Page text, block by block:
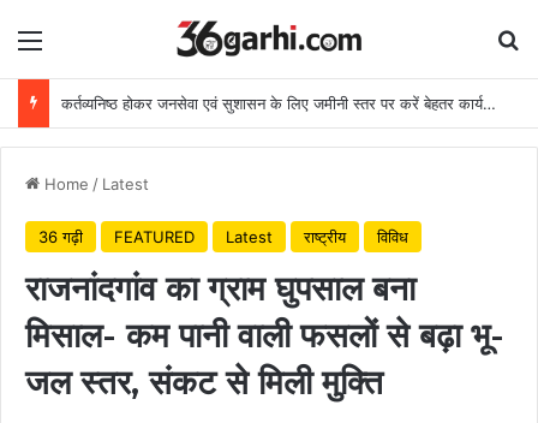
Menu
कर्तव्यनिष्ठ होकर जनसेवा एवं सुशासन के लिए जमीनी स्तर पर करें बेहतर कार्य: मुख्यमंत्री
Home / Latest
36 गढ़ी FEATURED Latest राष्ट्रीय विविध
राजनांदगांव का ग्राम घुपसाल बना
मिसाल- कम पानी वाली फसलों से बढ़ा भू-
जल स्तर, संकट से मिली मुक्ति